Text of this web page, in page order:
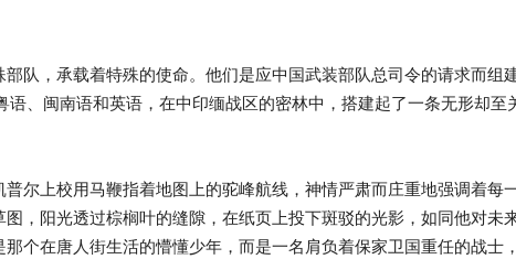
队，承载着特殊的使命。他们是应中国武装部队总司令的请求而组
、闽南语和英语，在中印缅战区的密林中，搭建起了一条无形却至
尔上校用马鞭指着地图上的驼峰航线，神情严肃而庄重地强调着每
，阳光透过棕榈叶的缝隙，在纸页上投下斑驳的光影，如同他对未
个在唐人街生活的懵懂少年，而是一名肩负着保家卫国重任的战士